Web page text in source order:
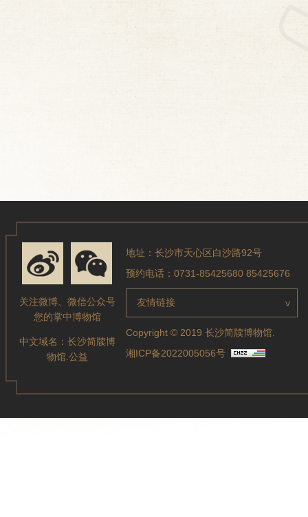
关注微博、微信公众号
您的掌中博物馆
中文域名： 长沙简牍博
物馆.公益
地址：长沙市天心区白沙路92号
预约电话：0731-85425680 85425676
友情链接 >
Copyright © 2019 长沙简牍博物馆.
湘ICP备2022005056号